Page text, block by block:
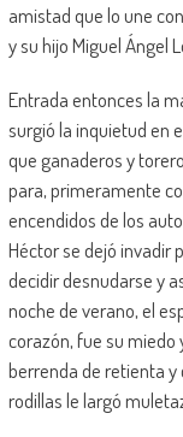
amistad que lo une
y su hijo Miguel Ángel
Entrada entonces la
surgió la inquietud en
que ganaderos y
para, primeramente
encendidos de los
Héctor se dejó invadir
decidir desnudarse y
noche de verano, el
corazón, fue su miedo
berrenda de retienta y
rodillas le largó